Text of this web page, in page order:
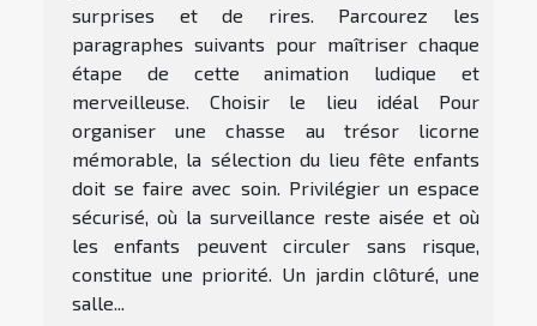
surprises et de rires. Parcourez les
paragraphes suivants pour maîtriser chaque
étape de cette animation ludique et
merveilleuse. Choisir le lieu idéal Pour
organiser une chasse au trésor licorne
mémorable, la sélection du lieu fête enfants
doit se faire avec soin. Privilégier un espace
sécurisé, où la surveillance reste aisée et où
les enfants peuvent circuler sans risque,
constitue une priorité. Un jardin clôturé, une
salle...